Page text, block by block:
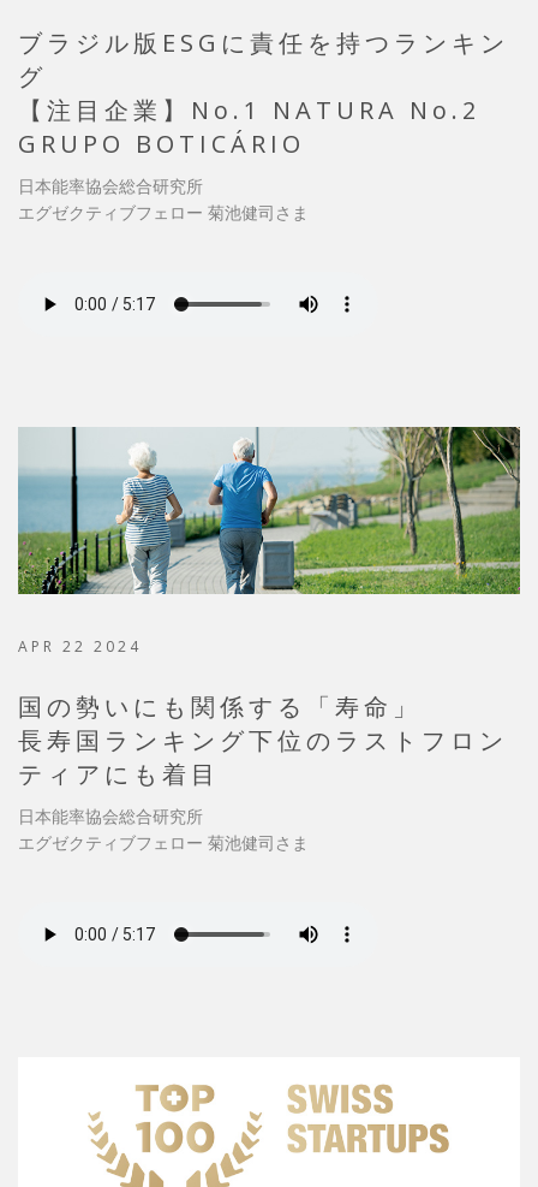
ブラジル版ESGに責任を持つランキン
グ
【注目企業】No.1 NATURA No.2
GRUPO BOTICÁRIO
日本能率協会総合研究所
エグゼクティブフェロー 菊池健司さま
APR 22 2024
国の勢いにも関係する「寿命」
長寿国ランキング下位のラストフロン
ティアにも着目
日本能率協会総合研究所
エグゼクティブフェロー 菊池健司さま